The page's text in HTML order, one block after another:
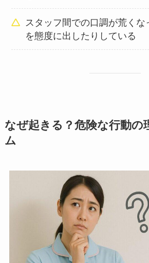
スタッフ間での口調が荒くな
を態度に出したりしている
なぜ起きる？危険な行動の
ム